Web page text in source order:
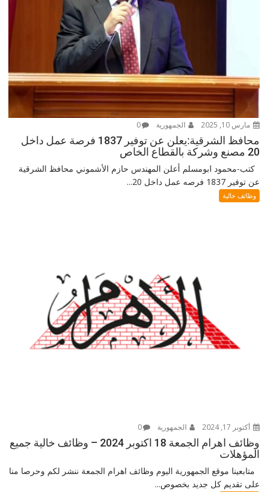
مارس 10, 2025 الجمهورية 0
محافظ الشرقية:يعلن عن توفير 1837 فرصة عمل داخل
20 مصنع وشركة بالقطاع الخاص
كتب-محمود ابومسلم أعلن المهندس حازم الأشموني محافظ الشرقية
عن توفير 1837 فرصه عمل داخل 20...
وظائف خالية
أكتوبر 17, 2024 الجمهورية 0
وظائف اهرام الجمعة 18 اكتوبر 2024 – وظائف خالية جميع
المؤهلات
متابعينا موقع الجمهورية اليوم وظائف اهرام الجمعة ننشر لكم وحرصا منا
على تقديم كل جديد بخصوص...